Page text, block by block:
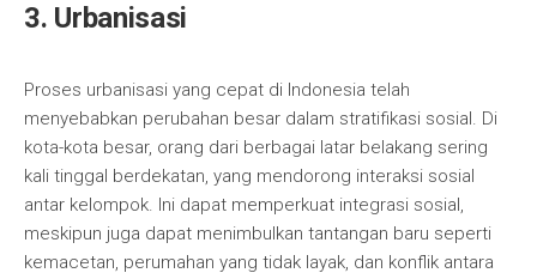
3. Urbanisasi
Proses urbanisasi yang cepat di Indonesia telah
menyebabkan perubahan besar dalam stratifikasi sosial. Di
kota-kota besar, orang dari berbagai latar belakang sering
kali tinggal berdekatan, yang mendorong interaksi sosial
antar kelompok. Ini dapat memperkuat integrasi sosial,
meskipun juga dapat menimbulkan tantangan baru seperti
kemacetan, perumahan yang tidak layak, dan konflik antara